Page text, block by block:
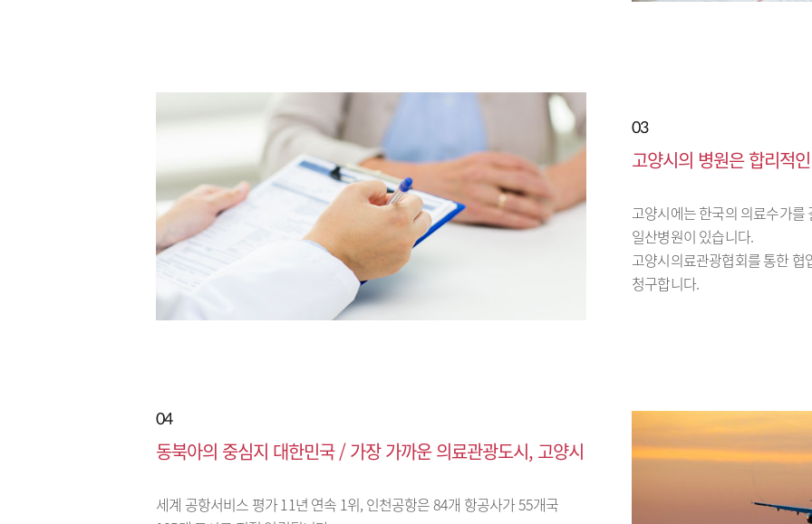
03
고양시의 병원은 합리적
고양시에는 한국의 의료수가
일산병원이 있습니다.
고양시의료관광협회를 통한
청구합니다.
04
동북아의 중심지 대한민국 / 가장 가까운 의료관광도시, 고양시
세계 공항서비스 평가 11년 연속 1위, 인천공항은 84개 항공사가 55개국